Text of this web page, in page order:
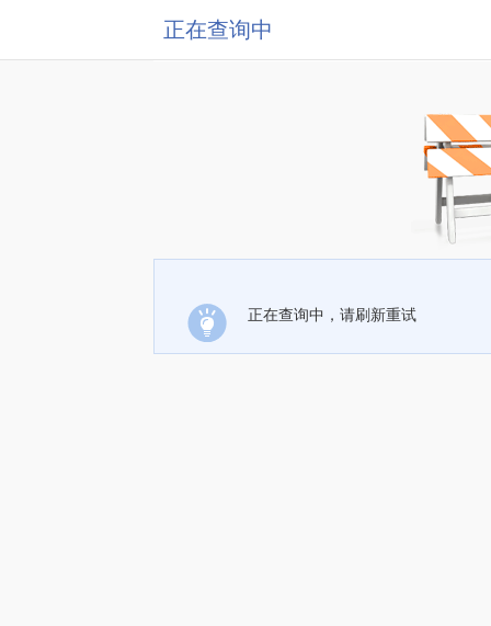
正在查询中
正在查询中，请刷新重试